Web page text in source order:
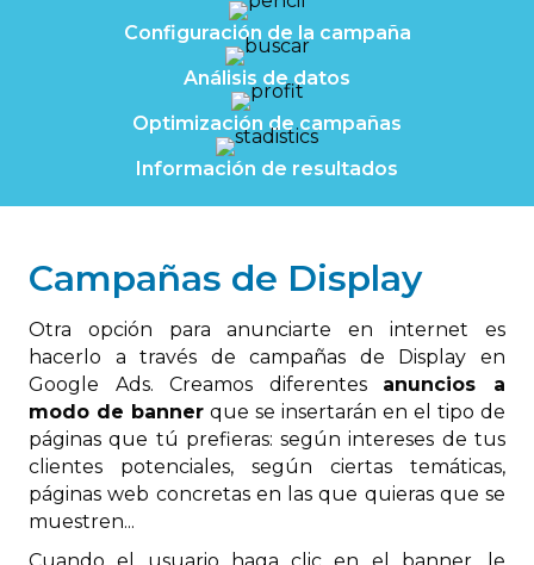
Configuración de la campaña
Análisis de datos
Optimización de campañas
Información de resultados
Campañas de Display
Otra opción para anunciarte en internet es
hacerlo a través de campañas de Display en
Google Ads. Creamos diferentes anuncios a
modo de banner que se insertarán en el tipo de
páginas que tú prefieras: según intereses de tus
clientes potenciales, según ciertas temáticas,
páginas web concretas en las que quieras que se
muestren...